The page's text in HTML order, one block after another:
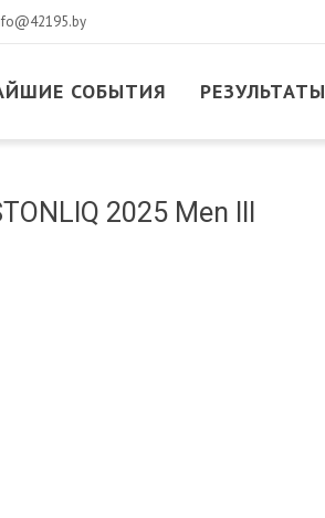
СОБЫТИЯ РЕЗУЛЬТАТЫ
2025 Men III